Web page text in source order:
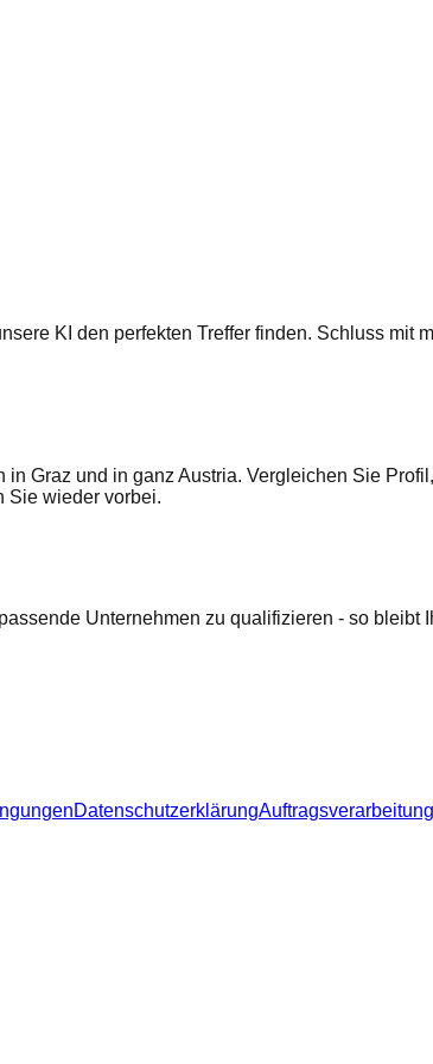
KI den perfekten Treffer finden. Schluss mit
Graz und in ganz Austria. Vergleichen Sie
Sie wieder vorbei.
Unternehmen zu qualifizieren - so bleibt
Datenschutzerklärung